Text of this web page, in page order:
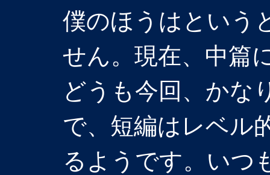
僕のほうはという
せん。現在、中篇
どうも今回、かな
で、短編はレベル
るようです。いつ